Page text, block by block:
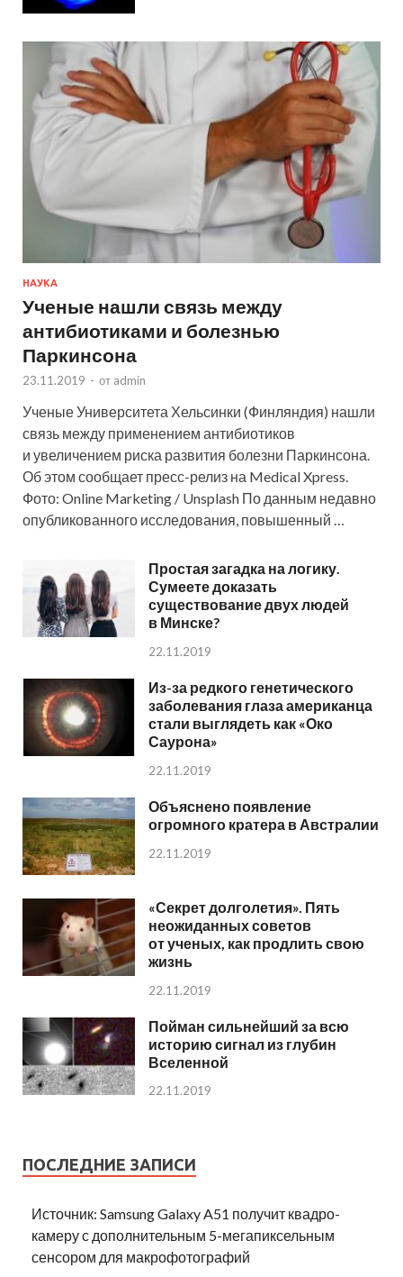
НАУКА
Ученые нашли связь между
антибиотиками и болезнью
Паркинсона
23.11.2019 - от admin
Ученые Университета Хельсинки (Финляндия) нашли
связь между применением антибиотиков
и увеличением риска развития болезни Паркинсона.
Об этом сообщает пресс-релиз на Medical Xpress.
Фото: Online Marketing / Unsplash По данным недавно
опубликованного исследования, повышенный …
Простая загадка на логику.
Сумеете доказать
существование двух людей
в Минске?
22.11.2019
Из-за редкого генетического
заболевания глаза американца
стали выглядеть как «Око
Саурона»
22.11.2019
Объяснено появление
огромного кратера в Австралии
22.11.2019
«Секрет долголетия». Пять
неожиданных советов
от ученых, как продлить свою
жизнь
22.11.2019
Пойман сильнейший за всю
историю сигнал из глубин
Вселенной
22.11.2019
ПОСЛЕДНИЕ ЗАПИСИ
Источник: Samsung Galaxy A51 получит квадро-
камеру с дополнительным 5-мегапиксельным
сенсором для макрофотографий